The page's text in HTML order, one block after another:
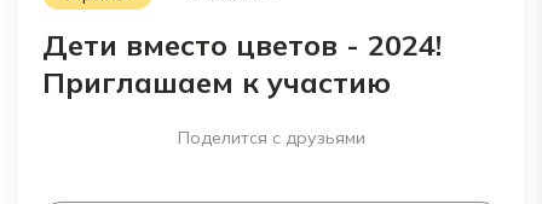
Дети вместо цветов - 2024!
Приглашаем к участию
Поделится с друзьями